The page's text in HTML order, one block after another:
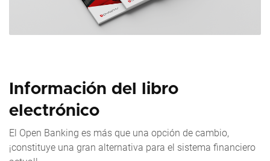
Información del libro
electrónico
El Open Banking es más que una opción de cambio,
¡constituye una gran alternativa para el sistema financiero